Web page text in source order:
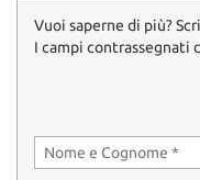
Vuoi saperne di più?
I campi contrassegnati